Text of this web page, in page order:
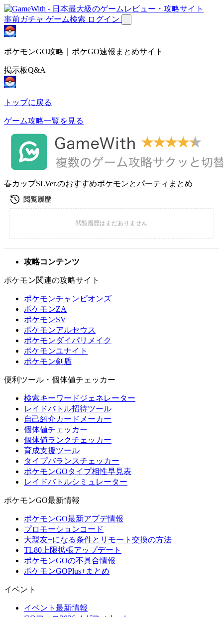
事前ガチャ ゲーム検索 ログイン
ポケモンGO攻略｜ポケGO速報まとめサイト
掲示板Q&A
トップに戻る
ゲーム攻略一覧を見る
春カップSLVer.のおすすめポケモンとパーティまとめ
攻略コンテンツ
ポケモン関連の攻略サイト
ポケモンチャンピオンズ
ポケモンZA
ポケモンSV
ポケモンアルセウス
ポケモンダイパリメイク
ポケモンユナイト
ポケモン剣盾
便利ツール・個体値チェッカー
検索キーワードジェネレーター
レイドバトル招待ツール
自己紹介カードメーカー
個体値チェッカー
個体値ランクチェッカー
育成支援ツール
タイプバランスチェッカー
ポケモンGOタイプ相性早見表
レイドバトルシミュレーター
ポケモンGO最新情報
ポケモンGO最新アプデ情報
プロモーションコード
大親友+になる条件とリモート交換の方法
TL80上限拡張アップデート
ポケモンGOの不具合情報
ポケモンGOPlus+まとめ
イベント
イベント最新情報